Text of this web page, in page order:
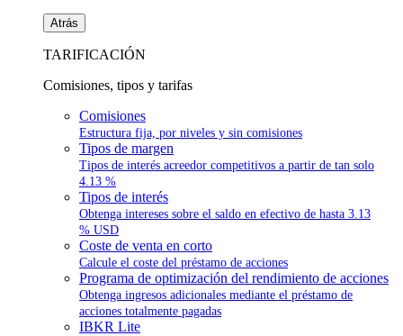
Atrás
TARIFICACIÓN
Comisiones, tipos y tarifas
Comisiones
Estructura fija, por niveles y sin comisiones
Tipos de margen
Tipos de interés acreedor competitivos a partir de tan solo
4.13 %
Tipos de interés
Obtenga intereses sobre el saldo en efectivo de hasta 3.13
% USD
Coste de venta en corto
Calcule el coste del préstamo de acciones
Programa de optimización del rendimiento de acciones
Obtenga ingresos adicionales mediante el préstamo de
acciones totalmente pagadas
IBKR Lite